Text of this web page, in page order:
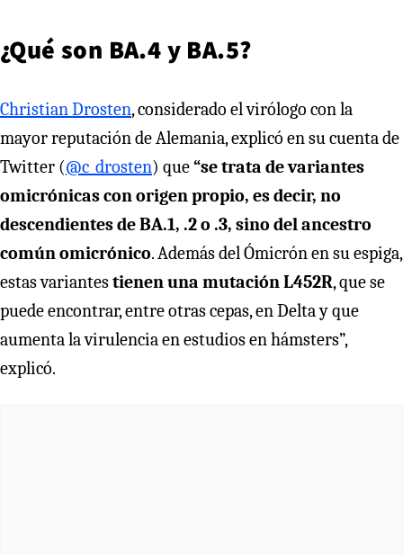
¿Qué son BA.4 y BA.5?
Christian Drosten, considerado el virólogo con la
mayor reputación de Alemania, explicó en su cuenta de
Twitter (@c_drosten) que“se trata de variantes
omicrónicas con origen propio, es decir, no
descendientes de BA.1, .2 o .3, sino del ancestro
común omicrónico. Además del Ómicrón en su espiga,
estas variantestienen una mutación L452R, que se
puede encontrar, entre otras cepas, en Delta y que
aumenta la virulencia en estudios en hámsters”,
explicó.